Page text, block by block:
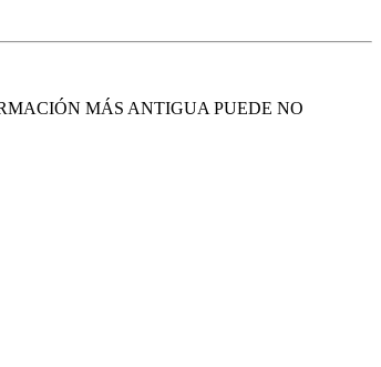
MÁS ANTIGUA PUEDE NO